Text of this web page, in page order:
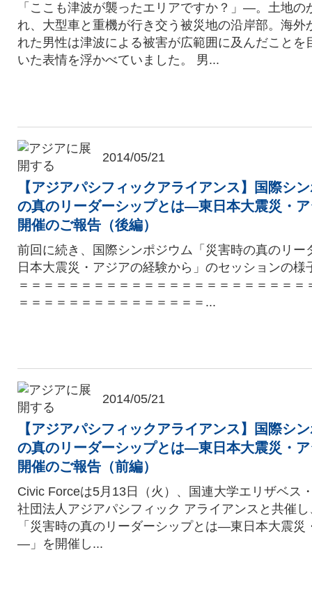
「ここも津波が襲ったエリアですか？」―。土地の
れ、大型車と重機が行き交う被災地の沿岸部。海外
れた男性は津波による被害が広範囲に及んだことを
いた表情を浮かべていました。 男...
2014/05/21
【アジアパシフィックアライアンス】国際シ
の真のリーダーシップとは―東日本大震災・
開催のご報告（後編）
前回に続き、国際シンポジウム「災害時の真のリ
日本大震災・アジアの経験から」のセッションの様
＝＝＝＝＝＝＝＝＝＝＝＝＝＝＝＝＝＝＝＝＝＝＝
＝＝＝＝＝＝＝＝＝＝＝＝＝＝＝...
2014/05/21
【アジアパシフィックアライアンス】国際シ
の真のリーダーシップとは―東日本大震災・
開催のご報告（前編）
Civic Forceは5月13日（火）、国連大学エリザベス
社団法人アジアパシフィック アライアンスと共催
「災害時の真のリーダーシップとは―東日本大震災
―」を開催し...